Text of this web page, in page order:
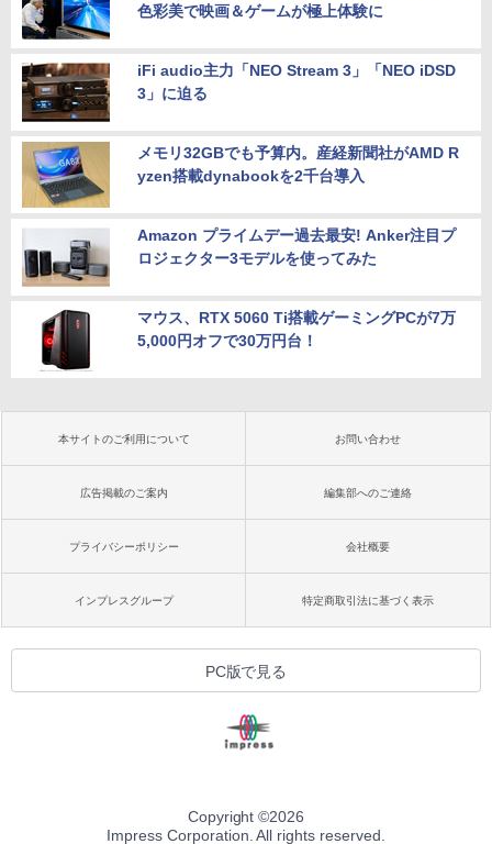
色彩美で映画＆ゲームが極上体験に
iFi audio主力「NEO Stream 3」「NEO iDSD
3」に迫る
メモリ32GBでも予算内。産経新聞社がAMD R
yzen搭載dynabookを2千台導入
Amazon プライムデー過去最安! Anker注目プ
ロジェクター3モデルを使ってみた
マウス、RTX 5060 Ti搭載ゲーミングPCが7万
5,000円オフで30万円台！
本サイトのご利用について お問い合わせ
広告掲載のご案内 編集部へのご連絡
プライバシーポリシー 会社概要
インプレスグループ 特定商取引法に基づく表示
PC版で見る
Copyright ©2026
Impress Corporation. All rights reserved.